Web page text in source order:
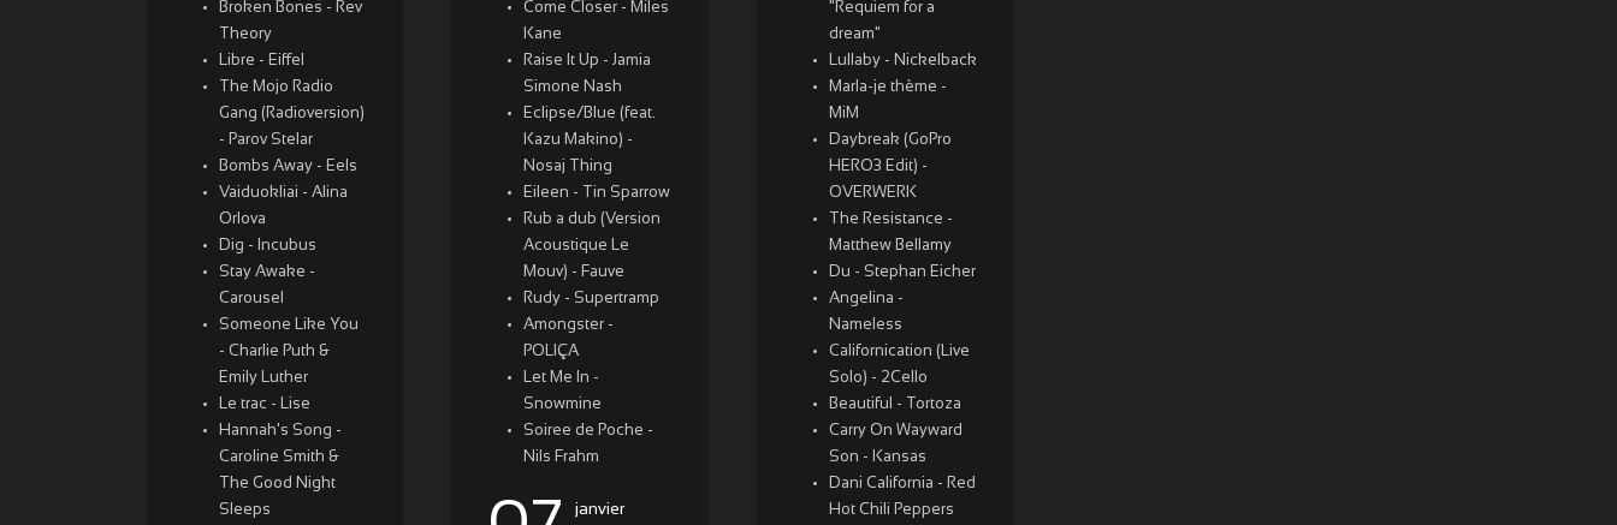
Broken Bones - Rev
Theory
Libre - Eiffel
The Mojo Radio
Gang (Radioversion)
- Parov Stelar
Bombs Away - Eels
Vaiduokliai - Alina
Orlova
Dig - Incubus
Stay Awake -
Carousel
Someone Like You
- Charlie Puth &
Emily Luther
Le trac - Lise
Hannah's Song -
Caroline Smith &
The Good Night
Sleeps
Come Closer - Miles
Kane
Raise It Up - Jamia
Simone Nash
Eclipse/Blue (feat.
Kazu Makino) -
Nosaj Thing
Eileen - Tin Sparrow
Rub a dub (Version
Acoustique Le
Mouv) - Fauve
Rudy - Supertramp
Amongster -
POLIÇA
Let Me In -
Snowmine
Soiree de Poche -
Nils Frahm
janvier
"Requiem for a
dream"
Lullaby - Nickelback
Marla-je thème -
MiM
Daybreak (GoPro
HERO3 Edit) -
OVERWERK
The Resistance -
Matthew Bellamy
Du - Stephan Eicher
Angelina -
Nameless
Californication (Live
Solo) - 2Cello
Beautiful - Tortoza
Carry On Wayward
Son - Kansas
Dani California - Red
Hot Chili Peppers